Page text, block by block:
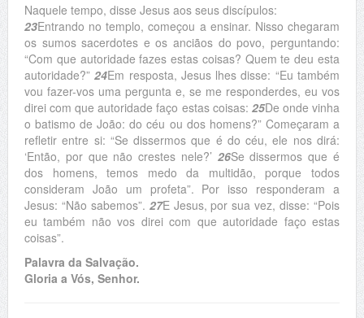
Naquele tempo, disse Jesus aos seus discípulos:
23Entrando no templo, começou a ensinar. Nisso chegaram
os sumos sacerdotes e os anciãos do povo, perguntando:
“Com que autoridade fazes estas coisas? Quem te deu esta
autoridade?”24Em resposta, Jesus lhes disse: “Eu também
vou fazer-vos uma pergunta e, se me responderdes, eu vos
direi com que autoridade faço estas coisas: 25De onde vinha
o batismo de João: do céu ou dos homens?” Começaram a
refletir entre si: “Se dissermos que é do céu, ele nos dirá:
‘Então, por que não crestes nele?’ 26Se dissermos que é
dos homens, temos medo da multidão, porque todos
consideram João um profeta”. Por isso responderam a
Jesus: “Não sabemos”. 27E Jesus, por sua vez, disse: “Pois
eu também não vos direi com que autoridade faço estas
coisas”.
Palavra da Salvação.
Gloria a Vós, Senhor.